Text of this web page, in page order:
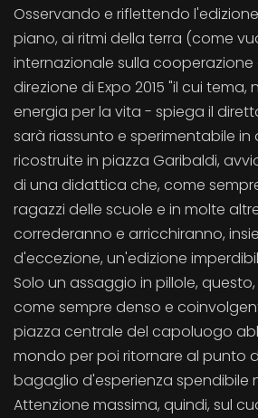
Osservando e riflettendo
piano, ai ritmi della terra (come
internazionale sulla cooperazione
direzione di Expo 2015 "il cui tema,
energia per la vita - spiega il
sarà riassunto e sperimentabile in
ricostruite in piazza Garibaldi,
di una didattica che, come
ragazzi delle scuole e in molte
correderanno e arricchiranno,
d'eccezione, un'edizione
Solo un assaggio in pillole,
come sempre denso e
piazza centrale del capoluogo
mondo per poi ritornare al punto
bagaglio d'esperienza spendibile
Attenzione massima, quindi, sul